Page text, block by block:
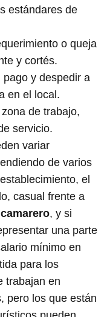
estándares de
o queja
y cortés.
pago y despedir a
en el local.
zona de trabajo,
servicio.
variar
de varios
el
casual frente a
, y si
una parte
mínimo en
para los
trabajan en
pero los que están